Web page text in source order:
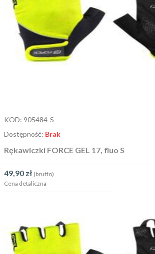
KOD: 905484-S
Dostępność: Brak
Rękawiczki FORCE GEL 17, fluo S
49,90 zł (brutto)
Cena detaliczna